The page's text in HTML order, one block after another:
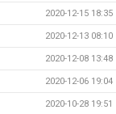
2020-12-15 18:35
2020-12-13 08:10
2020-12-08 13:48
2020-12-06 19:04
2020-10-28 19:51